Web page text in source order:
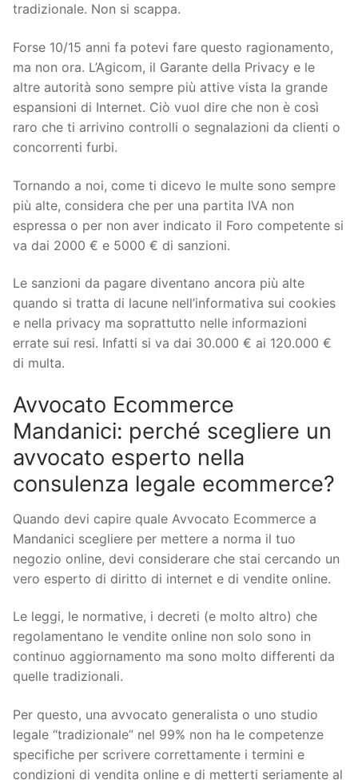
tradizionale. Non si scappa.
Forse 10/15 anni fa potevi fare questo ragionamento,
ma non ora. L’Agicom, il Garante della Privacy e le
altre autorità sono sempre più attive vista la grande
espansioni di Internet. Ciò vuol dire che non è così
raro che ti arrivino controlli o segnalazioni da clienti o
concorrenti furbi.
Tornando a noi, come ti dicevo le multe sono sempre
più alte, considera che per una partita IVA non
espressa o per non aver indicato il Foro competente si
va dai 2000 € e 5000 € di sanzioni.
Le sanzioni da pagare diventano ancora più alte
quando si tratta di lacune nell’informativa sui cookies
e nella privacy ma soprattutto nelle informazioni
errate sui resi. Infatti si va dai 30.000 € ai 120.000 €
di multa.
Avvocato Ecommerce
Mandanici: perché scegliere un
avvocato esperto nella
consulenza legale ecommerce?
Quando devi capire quale Avvocato Ecommerce a
Mandanici scegliere per mettere a norma il tuo
negozio online, devi considerare che stai cercando un
vero esperto di diritto di internet e di vendite online.
Le leggi, le normative, i decreti (e molto altro) che
regolamentano le vendite online non solo sono in
continuo aggiornamento ma sono molto differenti da
quelle tradizionali.
Per questo, una avvocato generalista o uno studio
legale “tradizionale” nel 99% non ha le competenze
specifiche per scrivere correttamente i termini e
condizioni di vendita online e di metterti seriamente al